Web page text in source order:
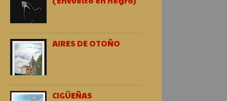
AIRES DE OTOÑO
CIGÜEÑAS